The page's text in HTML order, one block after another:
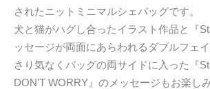
されたニットミニマルシェバッグです。
犬と猫がハグし合ったイラスト作品と『
ッセージが両面にあらわれるダブルフェイ
さり気なくバッグの両サイドに入った『
DON'T WORRY』のメッセージもお楽し